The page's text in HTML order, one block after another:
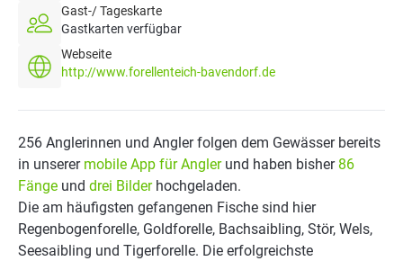
Gast-/ Tageskarte
Gastkarten verfügbar
Webseite
http://www.forellenteich-bavendorf.de
256 Anglerinnen und Angler folgen dem Gewässer bereits
in unserer mobile App für Anglerund haben bisher 86
Fänge und drei Bilderhochgeladen.
Die am häufigsten gefangenen Fische sind hier
Regenbogenforelle, Goldforelle, Bachsaibling, Stör, Wels,
Seesaibling und Tigerforelle. Die erfolgreichste